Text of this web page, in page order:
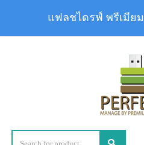
แฟลชไดรฟ์ พรีเมียม